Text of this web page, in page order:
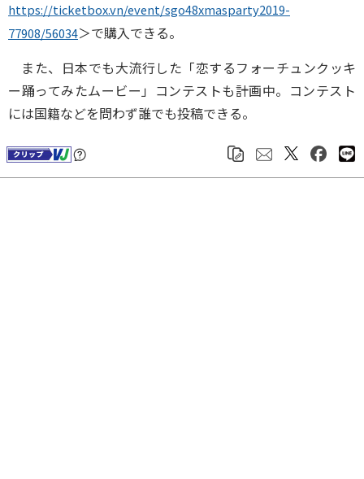
https://ticketbox.vn/event/sgo48xmasparty2019-
77908/56034＞で購入できる。
また、日本でも大流行した「恋するフォーチュンクッキ
ー踊ってみたムービー」コンテストも計画中。コンテスト
には国籍などを問わず誰でも投稿できる。